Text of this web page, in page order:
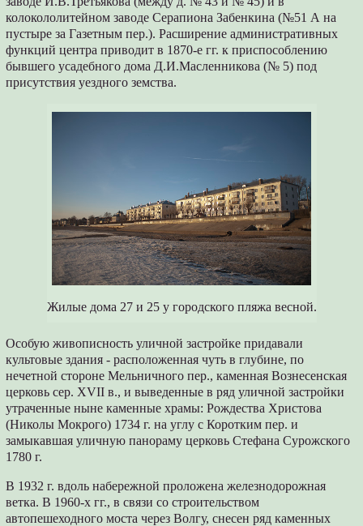
колокололитейном заводе Серапиона Забенкина (№51 А на
пустыре за Газетным пер.). Расширение административных
функций центра приводит в 1870-е гг. к приспособлению
бывшего усадебного дома Д.И.Масленникова (№ 5) под
присутствия уездного земства.
Жилые дома 27 и 25 у городского пляжа весной.
Особую живописность уличной застройке придавали
культовые здания - расположенная чуть в глубине, по
нечетной стороне Мельничного пер., каменная Вознесенская
церковь сер. XVII в., и выведенные в ряд уличной застройки
утраченные ныне каменные храмы: Рождества Христова
(Николы Мокрого) 1734 г. на углу с Коротким пер. и
замыкавшая уличную панораму церковь Стефана Сурожского
1780 г.
В 1932 г. вдоль набережной проложена железнодорожная
ветка. В 1960-х гг., в связи со строительством
автопешеходного моста через Волгу, снесен ряд каменных